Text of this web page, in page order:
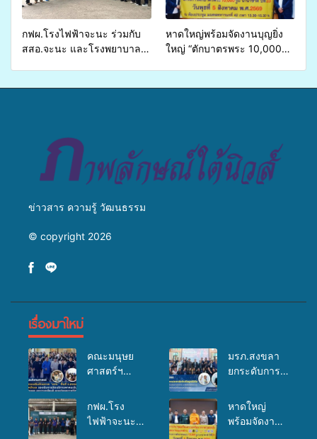
ชีวิตประชาชนอย่างยั่งยืน
กฟผ.โรงไฟฟ้าจะนะ ร่วมกับ
สสอ.จะนะ และโรงพยาบาล
หาดใหญ่พร้อมจัดงานบุญยิ่ง
ใหญ่ “ตักบาตรพระ 10,000
ข่าวสาร ความรู้ วัฒนธรรม
© copyright 2026
เรื่องมาใหม่
คณะมนุษย
ศาสตร์ฯ
จัดอบรมเสริม
ศักยภาพ
มรภ.สงขลา
ยกระดับการ
ในยุคดิจิทัล
เปิดเวทีเสริม
กฟผ.โรง
ไฟฟ้าจะนะ
หาดใหญ่
พร้อมจัดงาน